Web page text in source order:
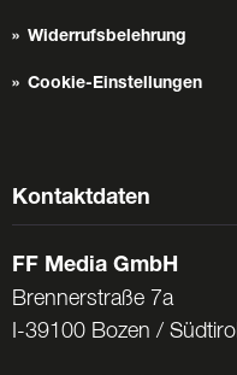
Widerrufsbelehrung
Cookie-Einstellungen
Kontaktdaten
FF Media GmbH
Brennerstraße 7a
I-39100 Bozen / Südtirol